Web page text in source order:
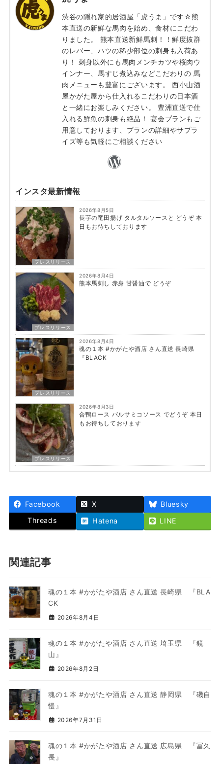
渋谷の隠れ家的居酒屋「虎うま」です☆熊
本直送の新鮮な馬肉を始め、食材にこだわ
りました。 熊本直送新鮮馬刺！！鮮度抜群
のレバー、ハツの稀少部位の刺身も入荷あ
り！ 刺身以外にも馬肉メンチカツや桜肉ウ
インナー、馬すじ煮込みなどこだわりの 馬
肉メニューも豊富にございます。 西小山酒
屋かがた屋から仕入れるこだわりの日本酒
と一緒にお楽しみください。 豊洲直送で仕
入れる鮮魚の刺身も絶品！ 宴会プランもご
用意しております、プランの詳細やサプラ
イズ等も気軽にご相談ください
インスタ最新情報
プレスリリース
2026年8月5日
長芋の竜田揚げ タルタルソースと どうぞ 本
日もお待ちしております
プレスリリース
2026年8月4日
熊本馬刺し 赤身 甘醤油で どうぞ
プレスリリース
2026年8月4日
魂の１本 #かがたや酒店 さん直送 長崎県
『BLACK
プレスリリース
2026年8月3日
合鴨ロース バルサミコソース でどうぞ 本日
もお待ちしております
Facebook X
Bluesky
Threads
Hatena LINE
関連記事
魂の１本 #かがたや酒店 さん直送 長崎県 『BLA
CK
2026年8月4日
魂の１本 #かがたや酒店 さん直送 埼玉県 『鏡
山』
2026年8月2日
魂の１本 #かがたや酒店 さん直送 静岡県 『磯自
慢』
2026年7月31日
魂の１本 #かがたや酒店 さん直送 広島県 『冨久
長』